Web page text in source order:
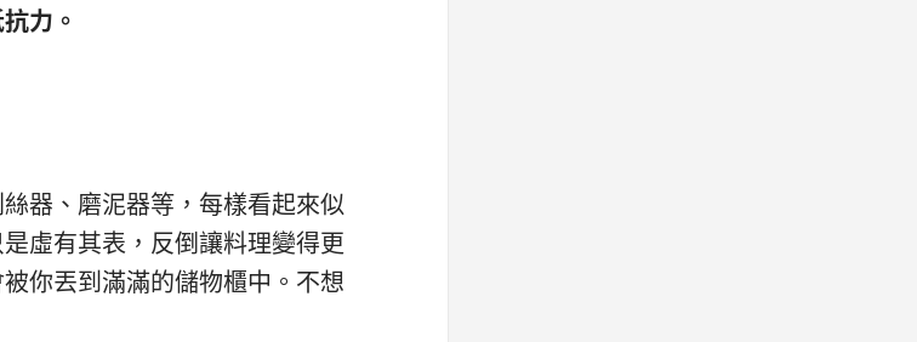
力。
器、磨泥器等，每樣看起來似
虛有其表，反倒讓料理變得更
你丟到滿滿的儲物櫃中。不想